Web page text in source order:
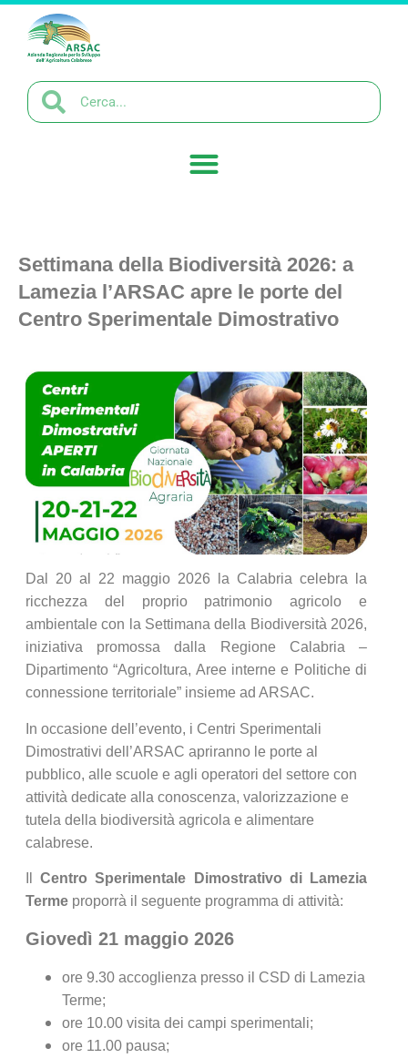
Settimana della Biodiversità 2026: a
Lamezia l’ARSAC apre le porte del
Centro Sperimentale Dimostrativo
Dal 20 al 22 maggio 2026 la Calabria celebra la
ricchezza del proprio patrimonio agricolo e
ambientale con la Settimana della Biodiversità 2026,
iniziativa promossa dalla Regione Calabria –
Dipartimento “Agricoltura, Aree interne e Politiche di
connessione territoriale” insieme ad ARSAC.
In occasione dell’evento, i Centri Sperimentali
Dimostrativi dell’ARSAC apriranno le porte al
pubblico, alle scuole e agli operatori del settore con
attività dedicate alla conoscenza, valorizzazione e
tutela della biodiversità agricola e alimentare
calabrese.
IlCentro Sperimentale Dimostrativo di
Lamezia
Terme proporrà il seguente programma di attività:
Giovedì 21 maggio 2026
ore 9.30 accoglienza presso il CSD di Lamezia
Terme;
ore 10.00 visita dei campi sperimentali;
ore 11.00 pausa;